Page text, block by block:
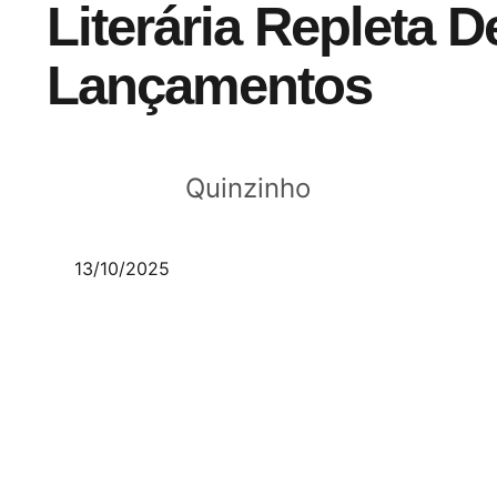
Literária Repleta
Lançamentos
Quinzinho
13/10/2025